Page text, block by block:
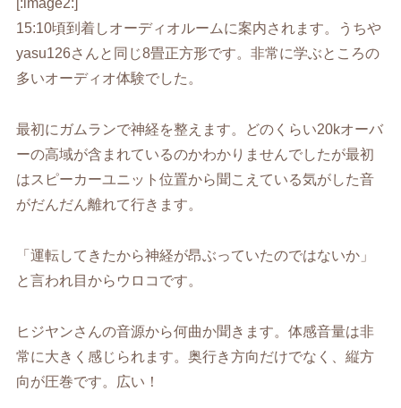
[:image2:]
15:10頃到着しオーディオルームに案内されます。うちや
yasu126さんと同じ8畳正方形です。非常に学ぶところの
多いオーディオ体験でした。
最初にガムランで神経を整えます。どのくらい20kオーバ
ーの高域が含まれているのかわかりませんでしたが最初
はスピーカーユニット位置から聞こえている気がした音
がだんだん離れて行きます。
「運転してきたから神経が昂ぶっていたのではないか」
と言われ目からウロコです。
ヒジヤンさんの音源から何曲か聞きます。体感音量は非
常に大きく感じられます。奥行き方向だけでなく、縦方
向が圧巻です。広い！